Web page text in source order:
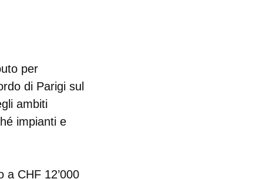
per
di Parigi sul
ambiti
impianti e
CHF 12’000